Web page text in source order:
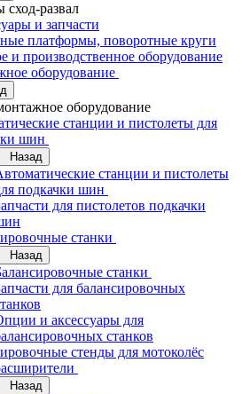
сход-развал
и запчасти
платформы, поворотные круги
и производственное оборудование
оборудование
оборудование
станции и пистолеты для
шин
Назад
станции и пистолеты
подкачки шин
для пистолетов подкачки
станки
Назад
станки
для балансировочных
и аксессуары для
станков
стенды для мотоколёс
Назад